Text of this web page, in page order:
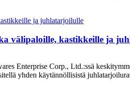
välipaloille, kastikkeille ja
Enterprise Corp., Ltd.:ssä
yhden käytännöllisistä